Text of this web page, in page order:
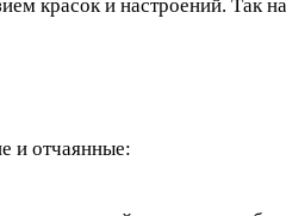
красок и настроений. Так
и отчаянные: